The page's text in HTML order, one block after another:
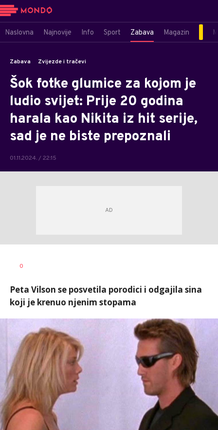
Naslovna Najnovije Info Sport Zabava Magazin
Zabava Zvijezde i tračevi
Šok fotke glumice za kojom je
ludio svijet: Prije 20 godina
harala kao Nikita iz hit serije,
sad je ne biste prepoznali
01.11.2024. / 22:15
AUTOR
0
Peta Vilson se posvetila porodici i odgajila sina
koji je krenuo njenim stopama